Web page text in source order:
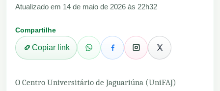
Atualizado em 14 de maio de 2026 às 22h32
Compartilhe
Copiar link
O Centro Universitário de Jaguariúna (UniFAJ)